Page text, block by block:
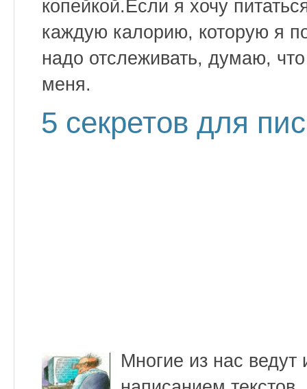
копейкой.Если я хочу
каждую калорию, которую я
надо отслеживать, думаю,
меня.
5 секретов для
Многие из нас